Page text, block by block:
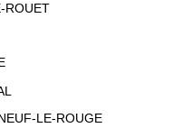
ROUET
LE-ROUGE